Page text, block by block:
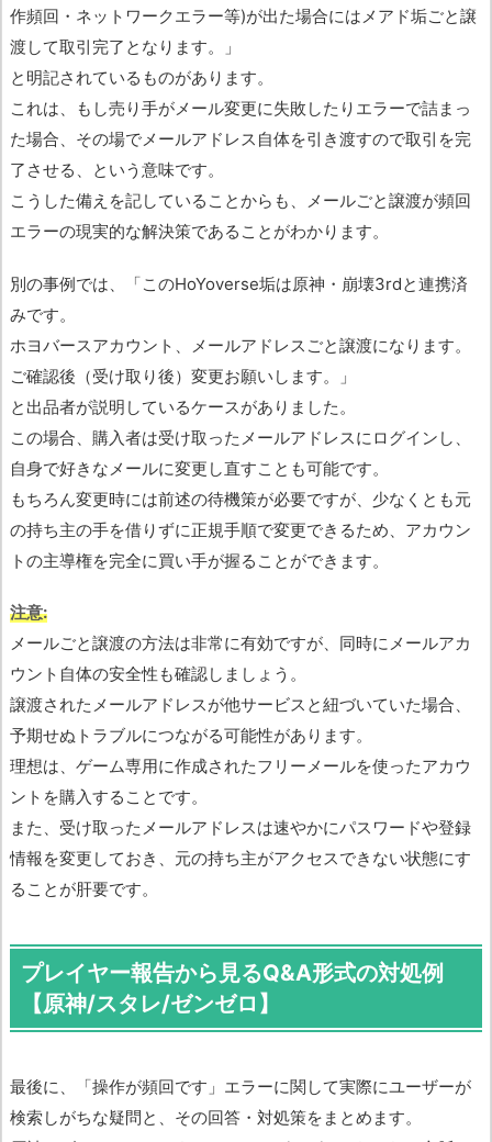
作頻回・ネットワークエラー等)が出た場合にはメアド垢ごと譲
渡して取引完了となります。」
と明記されているものがあります。
これは、もし売り手がメール変更に失敗したりエラーで詰まっ
た場合、その場でメールアドレス自体を引き渡すので取引を完
了させる、という意味です。
こうした備えを記していることからも、メールごと譲渡が頻回
エラーの現実的な解決策であることがわかります。
別の事例では、「このHoYoverse垢は原神・崩壊3rdと連携済
みです。
ホヨバースアカウント、メールアドレスごと譲渡になります。
ご確認後（受け取り後）変更お願いします。」
と出品者が説明しているケースがありました。
この場合、購入者は受け取ったメールアドレスにログインし、
自身で好きなメールに変更し直すことも可能です。
もちろん変更時には前述の待機策が必要ですが、少なくとも元
の持ち主の手を借りずに正規手順で変更できるため、アカウン
トの主導権を完全に買い手が握ることができます。
注意:
メールごと譲渡の方法は非常に有効ですが、同時にメールアカ
ウント自体の安全性も確認しましょう。
譲渡されたメールアドレスが他サービスと紐づいていた場合、
予期せぬトラブルにつながる可能性があります。
理想は、ゲーム専用に作成されたフリーメールを使ったアカウ
ントを購入することです。
また、受け取ったメールアドレスは速やかにパスワードや登録
情報を変更しておき、元の持ち主がアクセスできない状態にす
ることが肝要です。
プレイヤー報告から見るQ&A形式の対処例
【原神/スタレ/ゼンゼロ】
最後に、「操作が頻回です」エラーに関して実際にユーザーが
検索しがちな疑問と、その回答・対処策をまとめます。